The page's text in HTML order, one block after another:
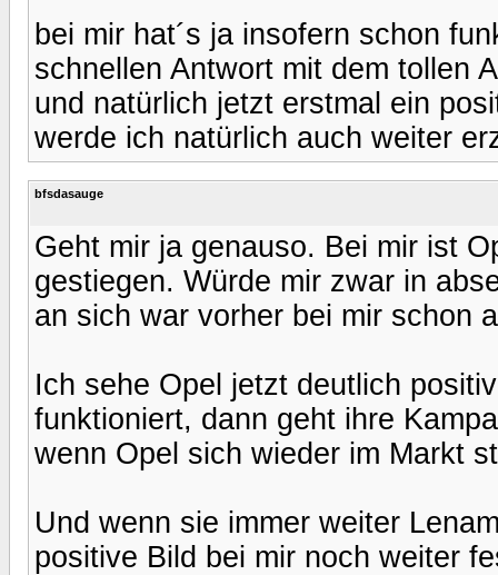
bei mir hat´s ja insofern schon
schnellen Antwort mit dem tollen
und natürlich jetzt erstmal ein
werde ich natürlich auch weiter
bfsdasauge
Geht mir ja genauso. Bei mir ist
gestiegen. Würde mir zwar in
an sich war vorher bei mir schon
Ich sehe Opel jetzt deutlich
funktioniert, dann geht ihre
wenn Opel sich wieder im Markt
Und wenn sie immer weiter
positive Bild bei mir noch weiter